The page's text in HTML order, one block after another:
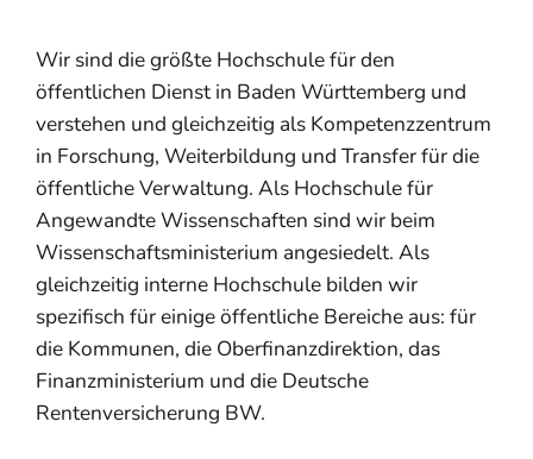
Wir sind die größte Hochschule für den
öffentlichen Dienst in Baden Württemberg und
verstehen und gleichzeitig als Kompetenzzentrum
in Forschung, Weiterbildung und Transfer für die
öffentliche Verwaltung. Als Hochschule für
Angewandte Wissenschaften sind wir beim
Wissenschaftsministerium angesiedelt. Als
gleichzeitig interne Hochschule bilden wir
spezifisch für einige öffentliche Bereiche aus: für
die Kommunen, die Oberfinanzdirektion, das
Finanzministerium und die Deutsche
Rentenversicherung BW.